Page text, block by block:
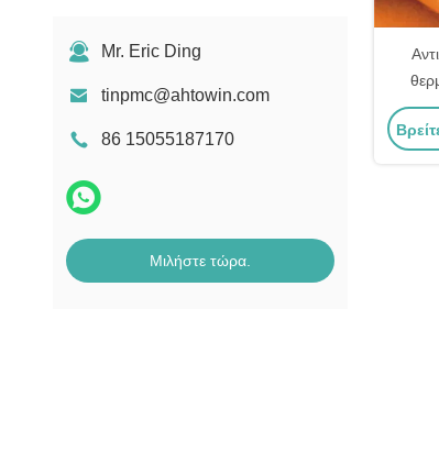
Mr. Eric Ding
tinpmc@ahtowin.com
86 15055187170
Μιλήστε τώρα.